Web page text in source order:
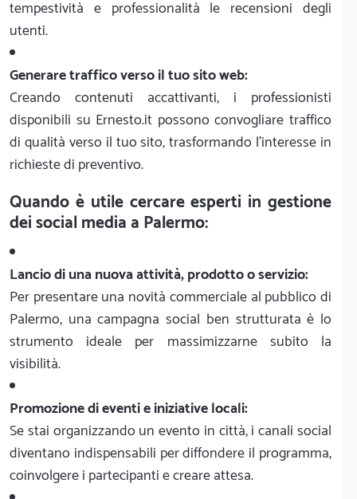
tempestività e professionalità le recensioni degli
utenti.
Generare traffico verso il tuo sito web:
Creando contenuti accattivanti, i professionisti
disponibili su Ernesto.it possono convogliare traffico
di qualità verso il tuo sito, trasformando l'interesse in
richieste di preventivo.
Quando è utile cercare esperti in gestione
dei social media a Palermo:
Lancio di una nuova attività, prodotto o servizio:
Per presentare una novità commerciale al pubblico di
Palermo, una campagna social ben strutturata è lo
strumento ideale per massimizzarne subito la
visibilità.
Promozione di eventi e iniziative locali:
Se stai organizzando un evento in città, i canali social
diventano indispensabili per diffondere il programma,
coinvolgere i partecipanti e creare attesa.